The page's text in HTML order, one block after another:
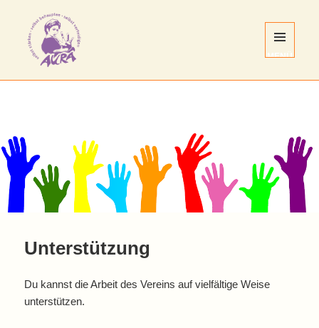
MENÜ
Unterstützung
Du kannst die Arbeit des Vereins auf vielfältige Weise
unterstützen.